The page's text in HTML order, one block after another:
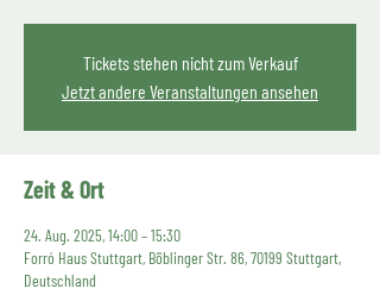
Tickets stehen nicht zum Verkauf
Jetzt andere Veranstaltungen ansehen
Zeit & Ort
24. Aug. 2025, 14:00 – 15:30
Forró Haus Stuttgart, Böblinger Str. 86, 70199 Stuttgart,
Deutschland